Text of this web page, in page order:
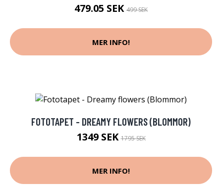
479.05 SEK 499 SEK
MER INFO!
FOTOTAPET - DREAMY FLOWERS (BLOMMOR)
1349 SEK1795 SEK
MER INFO!